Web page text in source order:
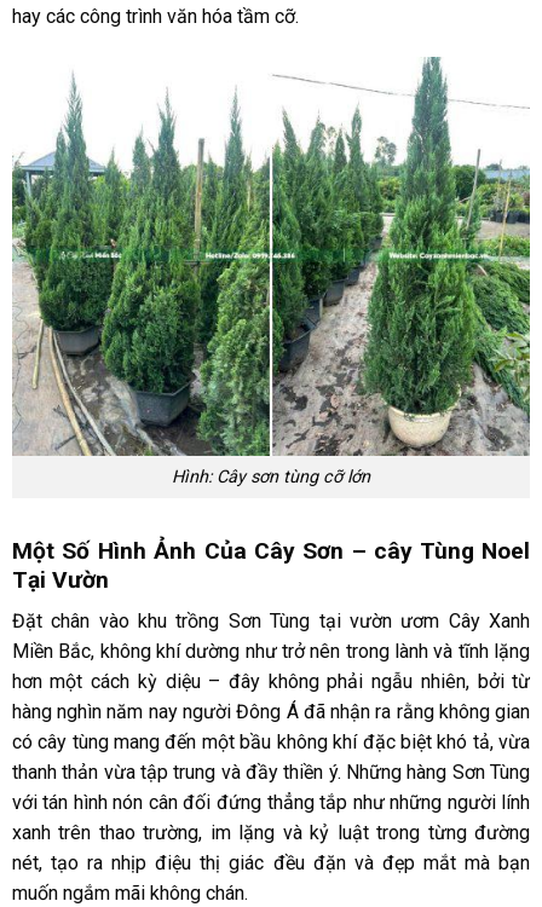
hay các công trình văn hóa tầm cỡ.
Hình: Cây sơn tùng cỡ lớn
Một Số Hình Ảnh Của Cây Sơn – cây Tùng Noel
Tại Vườn
Đặt chân vào khu trồng Sơn Tùng tại vườn ươm Cây Xanh
Miền Bắc, không khí dường như trở nên trong lành và tĩnh lặng
hơn một cách kỳ diệu – đây không phải ngẫu nhiên, bởi từ
hàng nghìn năm nay người Đông Á đã nhận ra rằng không gian
có cây tùng mang đến một bầu không khí đặc biệt khó tả, vừa
thanh thản vừa tập trung và đầy thiền ý. Những hàng Sơn Tùng
với tán hình nón cân đối đứng thẳng tắp như những người lính
xanh trên thao trường, im lặng và kỷ luật trong từng đường
nét, tạo ra nhịp điệu thị giác đều đặn và đẹp mắt mà bạn
muốn ngắm mãi không chán.